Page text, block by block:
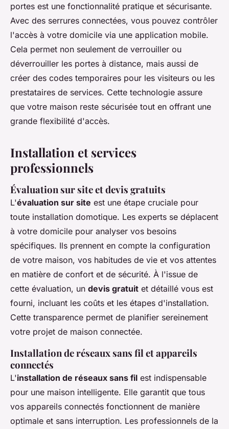
portes est une fonctionnalité pratique et sécurisante.
Avec des serrures connectées, vous pouvez contrôler
l'accès à votre domicile via une application mobile.
Cela permet non seulement de verrouiller ou
déverrouiller les portes à distance, mais aussi de
créer des codes temporaires pour les visiteurs ou les
prestataires de services. Cette technologie assure
que votre maison reste sécurisée tout en offrant une
grande flexibilité d'accès.
Installation et services
professionnels
Évaluation sur site et devis gratuits
L'évaluation sur site est une étape cruciale pour
toute installation domotique. Les experts se déplacent
à votre domicile pour analyser vos besoins
spécifiques. Ils prennent en compte la configuration
de votre maison, vos habitudes de vie et vos attentes
en matière de confort et de sécurité. À l'issue de
cette évaluation, un devis gratuit et détaillé vous est
fourni, incluant les coûts et les étapes d'installation.
Cette transparence permet de planifier sereinement
votre projet de maison connectée.
Installation de réseaux sans fil et appareils
connectés
L'installation de réseaux sans fil est indispensable
pour une maison intelligente. Elle garantit que tous
vos appareils connectés fonctionnent de manière
optimale et sans interruption. Les professionnels de la